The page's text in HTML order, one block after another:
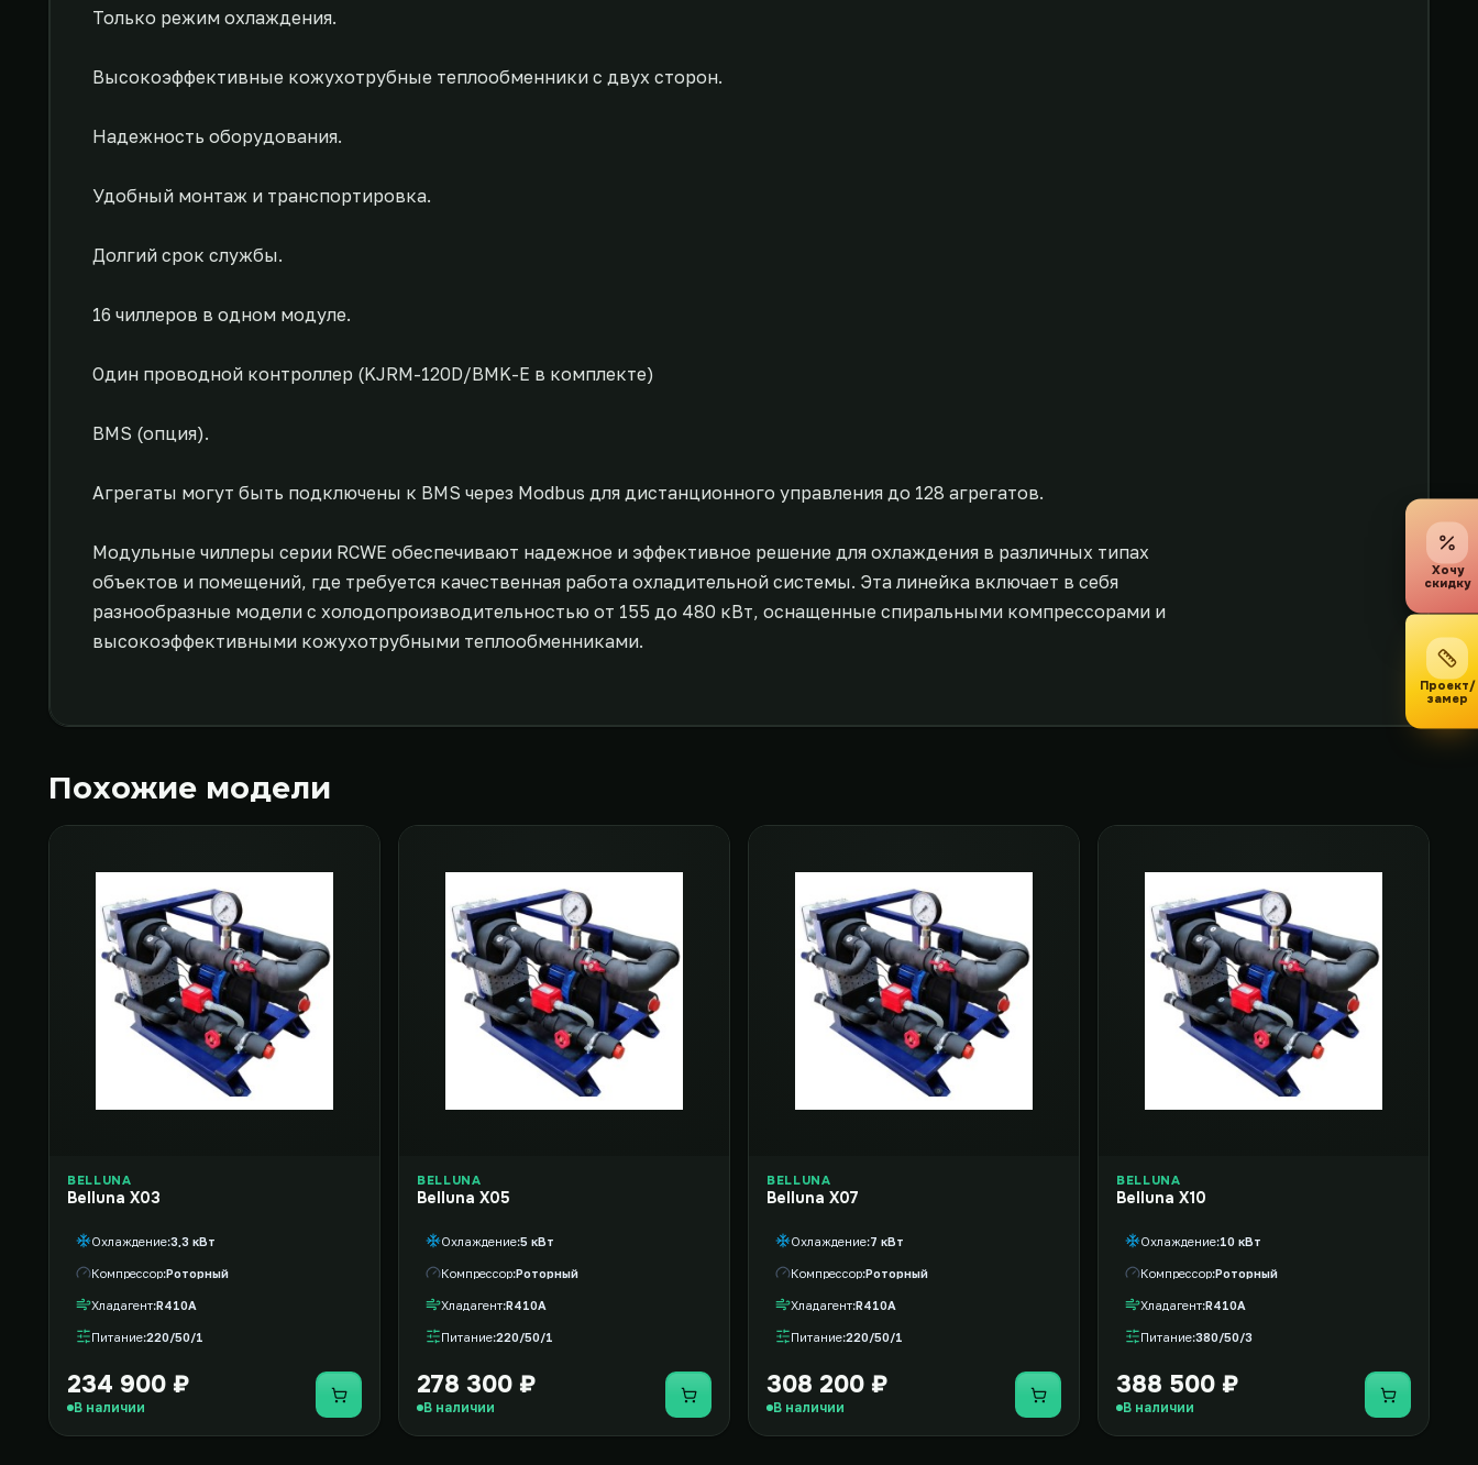
Только режим охлаждения.
Высокоэффективные кожухотрубные теплообменники с двух сторон.
Надежность оборудования.
Удобный монтаж и транспортировка.
Долгий срок службы.
16 чиллеров в одном модуле.
Один проводной контроллер (KJRM-120D/BMK-E в комплекте)
BMS (опция).
Агрегаты могут быть подключены к BMS через Modbus для дистанционного управления до 128 агрегатов.
Модульные чиллеры серии RCWE обеспечивают надежное и эффективное решение для охлаждения в различных типах
объектов и помещений, где требуется качественная работа охладительной системы. Эта линейка включает в себя
разнообразные модели с холодопроизводительностью от 155 до 480 кВт, оснащенные спиральными компрессорами и
высокоэффективными кожухотрубными теплообменниками.
Похожие модели
BELLUNA
Belluna X03
Охлаждение 3,3 кВт
Компрессор Роторный
Хладагент R410A
Питание 220/50/1
234 900 ₽
В наличии Купить
BELLUNA
Belluna X05
Охлаждение 5 кВт
Компрессор Роторный
Хладагент R410A
Питание 220/50/1
278 300 ₽
В наличии Купить
BELLUNA
Belluna X07
Охлаждение 7 кВт
Компрессор Роторный
Хладагент R410A
Питание 220/50/1
308 200 ₽
В наличии Купить
BELLUNA
Belluna X10
Охлаждение 10 кВт
Компрессор Роторный
Хладагент R410A
Питание 380/50/3
388 500 ₽
В наличии Купить
Хочу
скидку
Проект/
замер